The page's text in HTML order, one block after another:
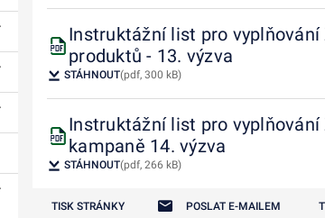
Ovládání podmenu
Ovládání podmenu
Ovládání podmenu
Ovládání podmenu
Instruktážní list pro
produktů - 13. výzva
STÁHNOUT(pdf, 300 kB)
Instruktážní list pro
kampaně 14. výzva
STÁHNOUT(pdf, 266 kB)
TISK STRÁNKY POSLAT E-MAILEM